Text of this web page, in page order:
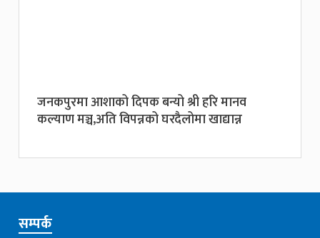
जनकपुरमा आशाको दिपक बन्यो श्री हरि मानव
कल्याण मञ्च,अति विपन्नको घरदैलोमा खाद्यान्न
सम्पर्क